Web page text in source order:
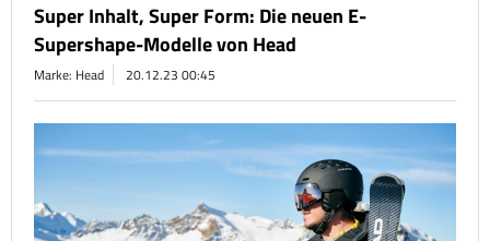
Super Inhalt, Super Form: Die neuen E-
Supershape-Modelle von Head
Marke: Head 20.12.23 00:45